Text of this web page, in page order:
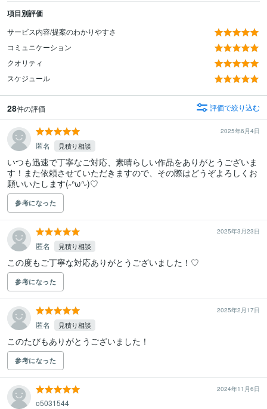
項目別評価
サービス内容/提案のわかりやすさ
コミュニケーション
クオリティ
スケジュール
28件の評価 評価で絞り込む
2025年6月4日
匿名 見積り相談
いつも迅速で丁寧なご対応、素晴らしい作品をありがとうございま
す！また依頼させていただきますので、その際はどうぞよろしくお
願いいたします(˶ᐢωᐢ˶)♡
参考になった
2025年3月23日
匿名 見積り相談
この度もご丁寧な対応ありがとうございました！♡
参考になった
2025年2月17日
匿名 見積り相談
このたびもありがとうございました！
参考になった
2024年11月6日
o5031544